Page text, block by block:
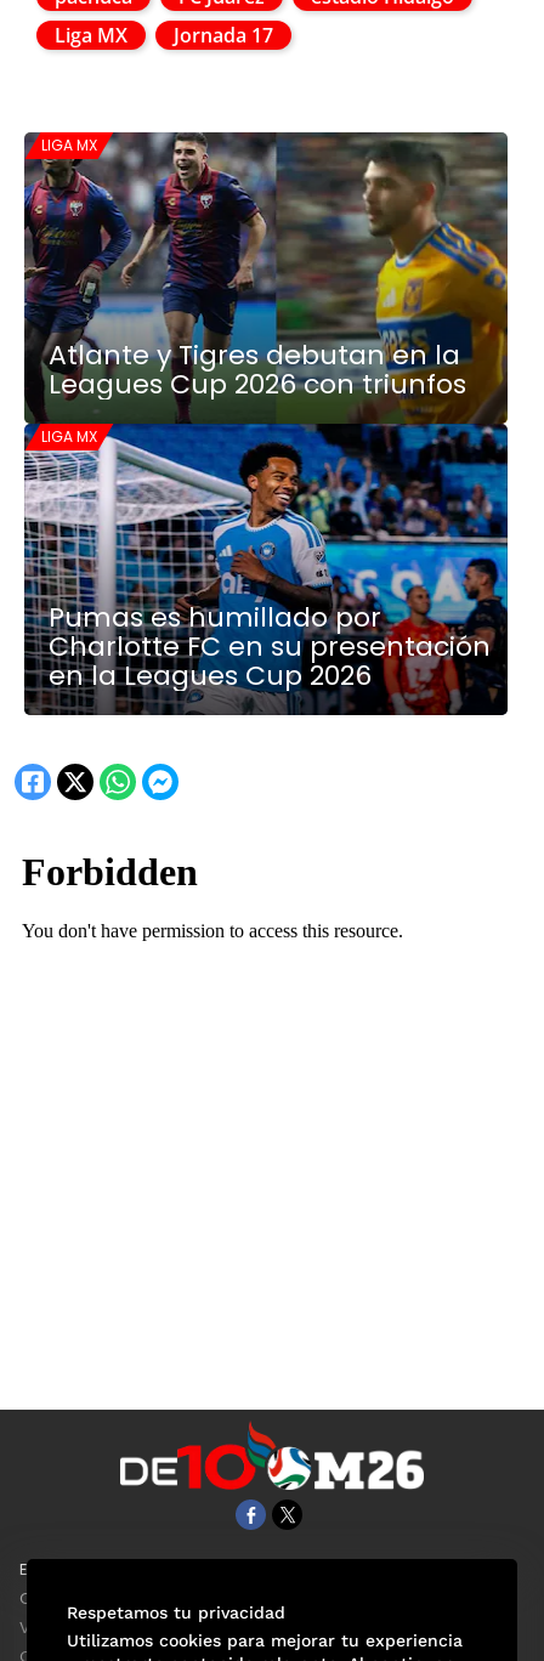
Liga MX
Jornada 17
LIGA MX
Atlante y Tigres debutan en la
Leagues Cup 2026 con triunfos
LIGA MX
Pumas es humillado por
Charlotte FC en su presentación
en la Leagues Cup 2026
EL UNIVERSAL
Clase
ViveUSA
Respetamos tu privacidad
Utilizamos cookies para mejorar tu experiencia